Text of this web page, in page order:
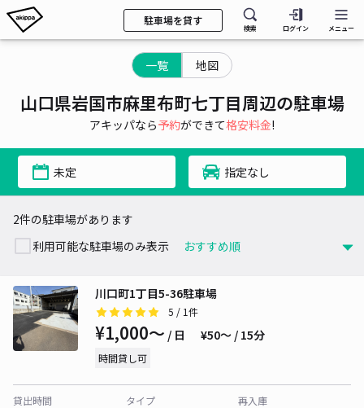
駐車場を貸す
検索 ログイン メニュー
一覧 地図
山口県岩国市麻里布町七丁目周辺の駐車場
アキッパなら予約ができて格安料金!
未定 指定なし
2件の駐車場があります
利用可能な駐車場のみ表示
川口町1丁目5-36駐車場
5 / 1件
¥1,000〜 / 日 ¥50〜 / 15分
時間貸し可
貸出時間
タイプ
再入庫